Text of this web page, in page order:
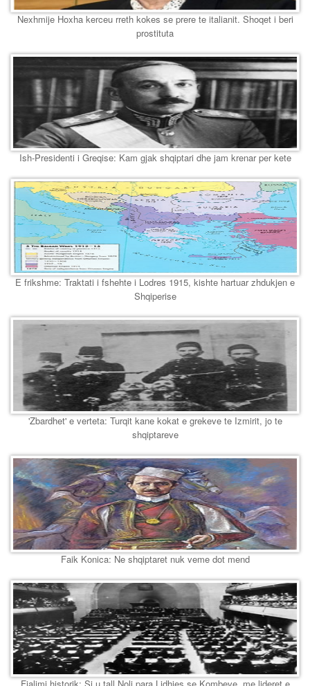
Nexhmije Hoxha kerceu rreth kokes se prere te italianit. Shoqet i beri
prostituta
Ish-Presidenti i Greqise: Kam gjak shqiptari dhe jam krenar per kete
E frikshme: Traktati i fshehte i Lodres 1915, kishte hartuar zhdukjen e
Shqiperise
'Zbardhet' e verteta: Turqit kane kokat e grekeve te Izmirit, jo te
shqiptareve
Faik Konica: Ne shqiptaret nuk veme dot mend